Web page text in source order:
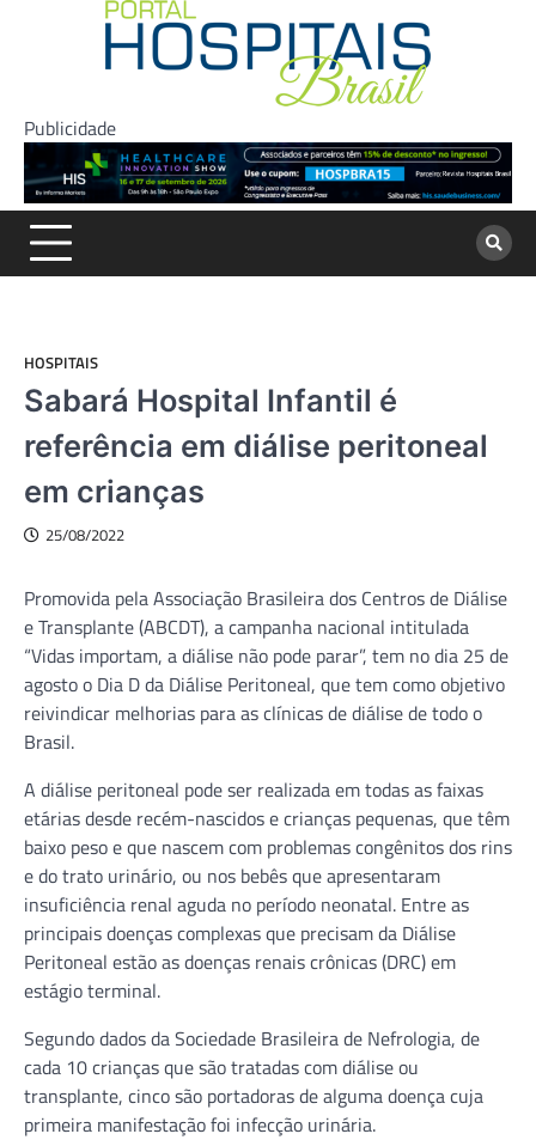
Publicidade
HOSPITAIS
Sabará Hospital Infantil é
referência em diálise peritoneal
em crianças
25/08/2022
Promovida pela Associação Brasileira dos Centros de Diálise
e Transplante (ABCDT), a campanha nacional intitulada
“Vidas importam, a diálise não pode parar”, tem no dia 25 de
agosto o Dia D da Diálise Peritoneal, que tem como objetivo
reivindicar melhorias para as clínicas de diálise de todo o
Brasil.
A diálise peritoneal pode ser realizada em todas as faixas
etárias desde recém-nascidos e crianças pequenas, que têm
baixo peso e que nascem com problemas congênitos dos rins
e do trato urinário, ou nos bebês que apresentaram
insuficiência renal aguda no período neonatal. Entre as
principais doenças complexas que precisam da Diálise
Peritoneal estão as doenças renais crônicas (DRC) em
estágio terminal.
Segundo dados da Sociedade Brasileira de Nefrologia, de
cada 10 crianças que são tratadas com diálise ou
transplante, cinco são portadoras de alguma doença cuja
primeira manifestação foi infecção urinária.